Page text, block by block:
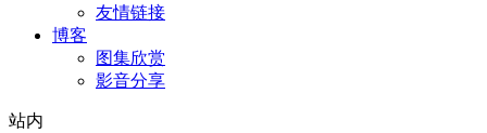
友情链接
博客
图集欣赏
影音分享
站内